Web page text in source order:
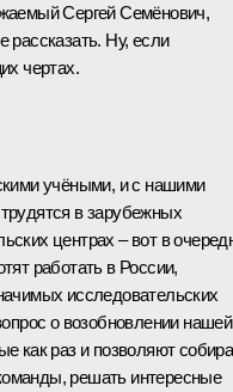
Сергей Семёнович,
рассказать. Ну, если
чертах.
учёными, и с нашими
в зарубежных
центрах – вот в
работать в России,
исследовательских
о возобновлении нашей
как раз и позволяют
решать интересные